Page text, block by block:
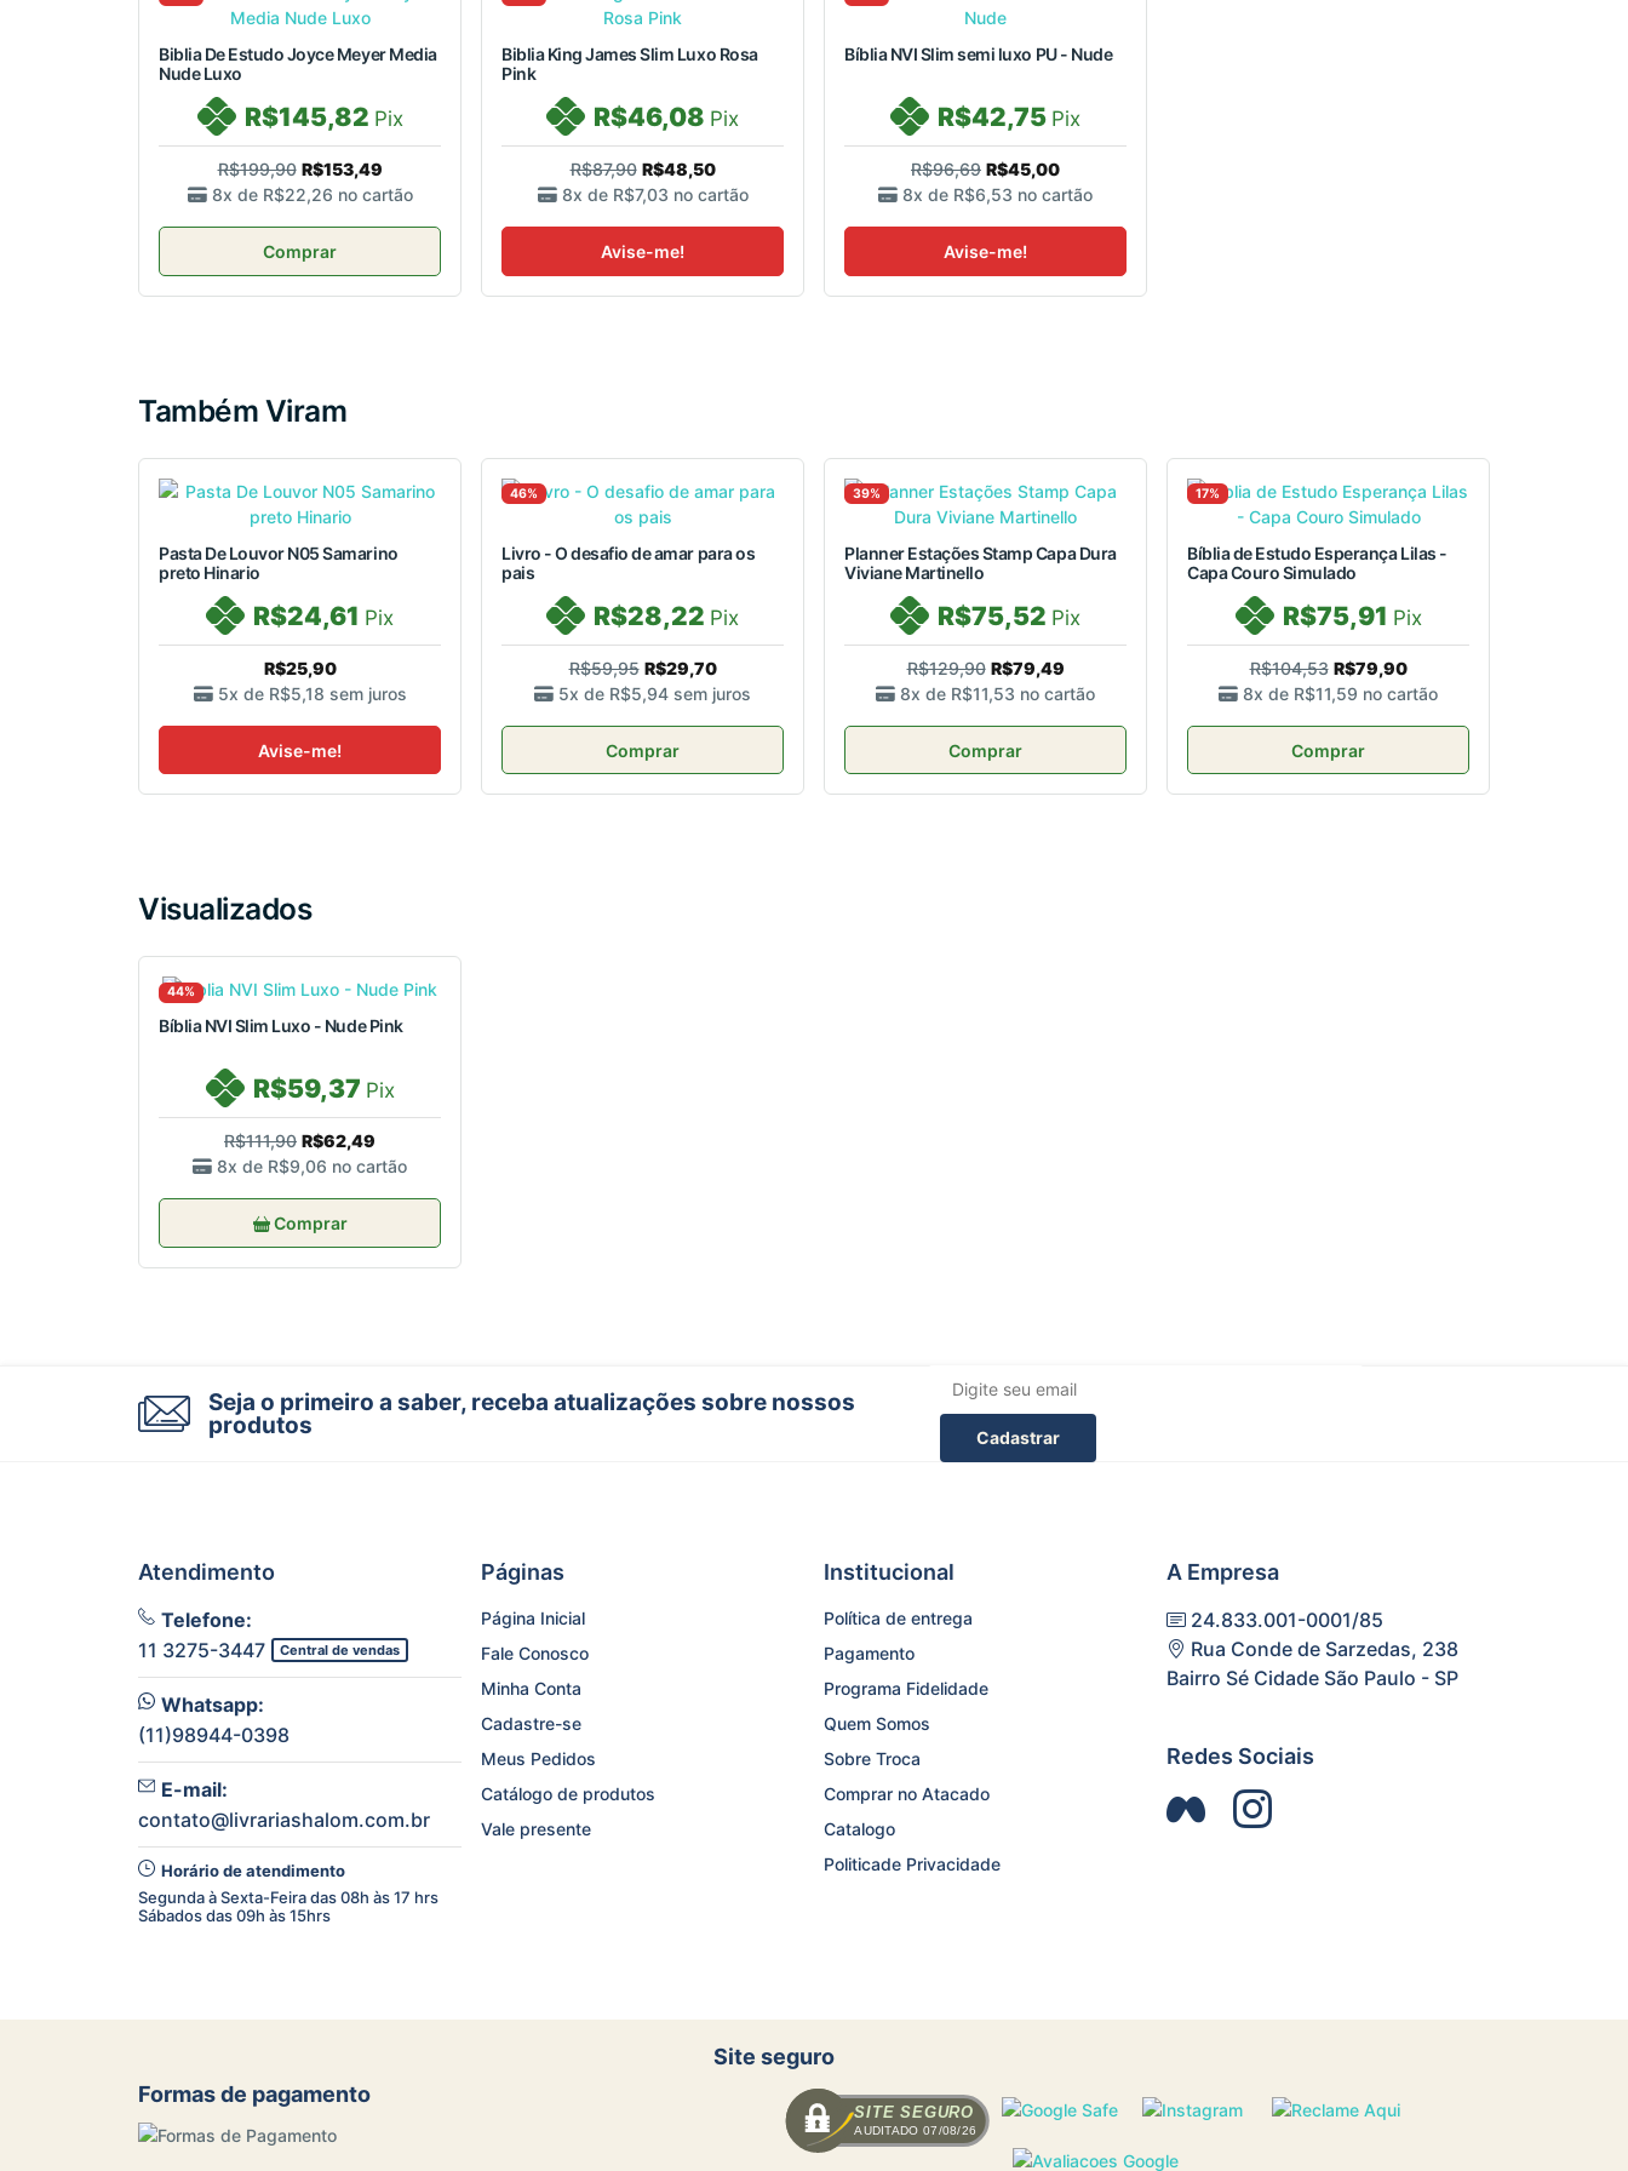
Biblia De Estudo Joyce Meyer Media
Nude Luxo
R$145,82 Pix
R$199,90 R$153,49
8x de R$22,26 no cartão
Comprar
Biblia King James Slim Luxo Rosa
Pink
R$46,08 Pix
R$87,90 R$48,50
8x de R$7,03 no cartão
Avise-me!
Bíblia NVI Slim semi luxo PU - Nude
R$42,75 Pix
R$96,69 R$45,00
8x de R$6,53 no cartão
Avise-me!
Também Viram
Pasta De Louvor N05 Samarino
preto Hinario
R$24,61 Pix
R$25,90
5x de R$5,18 sem juros
Avise-me!
46%
Livro - O desafio de amar para os
pais
R$28,22 Pix
R$59,95 R$29,70
5x de R$5,94 sem juros
Comprar
39%
Planner Estações Stamp Capa Dura
Viviane Martinello
R$75,52 Pix
R$129,90 R$79,49
8x de R$11,53 no cartão
Comprar
17%
Bíblia de Estudo Esperança Lilas -
Capa Couro Simulado
R$75,91 Pix
R$104,53 R$79,90
8x de R$11,59 no cartão
Comprar
Visualizados
44%
Bíblia NVI Slim Luxo - Nude Pink
R$59,37 Pix
R$111,90 R$62,49
8x de R$9,06 no cartão
Comprar
Seja o primeiro a saber, receba atualizações sobre nossos
produtos
Cadastrar
Atendimento
Telefone:
11 3275-3447
Central de vendas
Whatsapp:
(11)98944-0398
E-mail:
contato@livrariashalom.com.br
Horário de atendimento
Segunda à Sexta-Feira das 08h às 17 hrs
Sábados das 09h às 15hrs
Páginas
Página Inicial
Fale Conosco
Minha Conta
Cadastre-se
Meus Pedidos
Catálogo de produtos
Vale presente
Institucional
Política de entrega
Pagamento
Programa Fidelidade
Quem Somos
Sobre Troca
Comprar no Atacado
Catalogo
Politicade Privacidade
A Empresa
24.833.001-0001/85
Rua Conde de Sarzedas, 238
Bairro Sé Cidade São Paulo - SP
Redes Sociais
Formas de pagamento
Site seguro
SITE SEGURO
AUDITADO 07/08/26